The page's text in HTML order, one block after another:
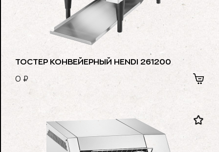
ТОСТЕР КОНВЕЙЕРНЫЙ HENDI 261200
0 ₽